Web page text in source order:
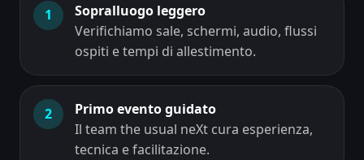
1
Sopralluogo leggero
Verifichiamo sale, schermi, audio, flussi
ospiti e tempi di allestimento.
2
Primo evento guidato
Il team the usual neXt cura esperienza,
tecnica e facilitazione.